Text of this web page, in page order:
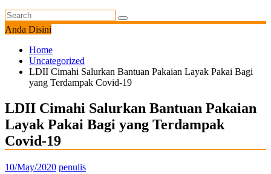
Anda Disini
Home
Uncategorized
LDII Cimahi Salurkan Bantuan Pakaian Layak Pakai Bagi
yang Terdampak Covid-19
LDII Cimahi Salurkan Bantuan Pakaian
Layak Pakai Bagi yang Terdampak
Covid-19
10/May/2020 penulis